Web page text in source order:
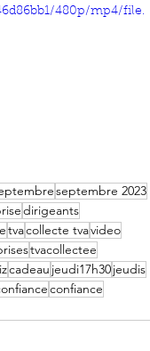
480p/mp4/file.
septembre 2023
dirigeants
tvacollecte tvavideo
tvacollectee
cadeau jeudi17h30jeudis
confiance